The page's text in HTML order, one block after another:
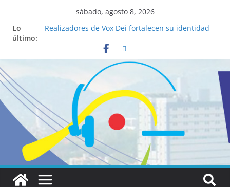
sábado, agosto 8, 2026
Lo
último:
Realizadores de Vox Dei fortalecen su identidad
La ciencia desvela los 5 secretos que tiene
fácilmente un católico para convertirse en
“Superancianos”
Pop Up Market atrae a cientos de visitantes y
dinamiza la economía local
Salud mental a la mesa: la importancia de
hablarlo en familia
Lo que tienen en común la nueva Película Toy
Story 5 y el Papa León XIV